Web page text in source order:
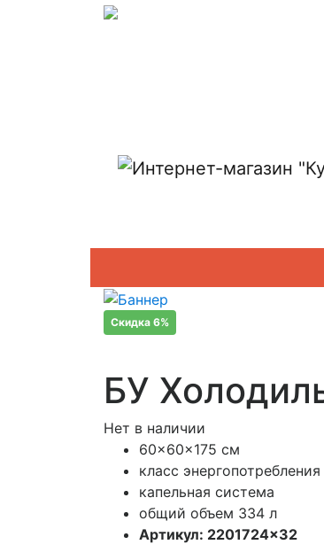
Скидка 6%
БУ
Нет в наличии
60x60x175 см
класс
капельная система
общий объем 334 л
Артикул: 2201724×32